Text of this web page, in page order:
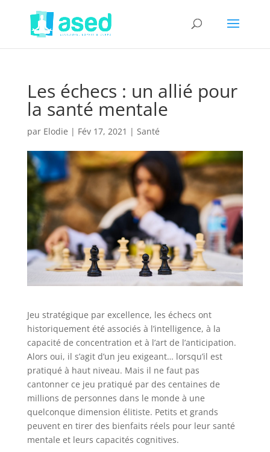
Les échecs : un allié pour
la santé mentale
par Elodie | Fév 17, 2021 | Santé
Jeu stratégique par excellence, les échecs ont
historiquement été associés à l’intelligence, à la
capacité de concentration et à l’art de l’anticipation.
Alors oui, il s’agit d’un jeu exigeant… lorsqu’il est
pratiqué à haut niveau. Mais il ne faut pas
cantonner ce jeu pratiqué par des centaines de
millions de personnes dans le monde à une
quelconque dimension élitiste. Petits et grands
peuvent en tirer des bienfaits réels pour leur santé
mentale et leurs capacités cognitives.